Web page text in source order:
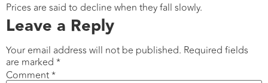
Prices are said to decline when they fall slowly.
Leave a Reply
Your email address will not be published. Required fields
are marked *
Comment*